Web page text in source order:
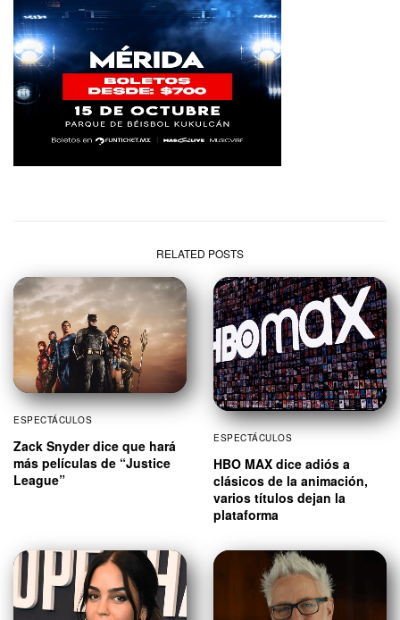
RELATED POSTS
ESPECTÁCULOS
Zack Snyder dice que hará
más películas de “Justice
League”
ESPECTÁCULOS
HBO MAX dice adiós a
clásicos de la animación,
varios títulos dejan la
plataforma